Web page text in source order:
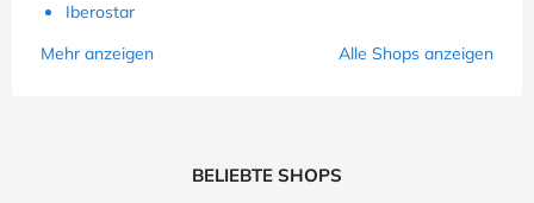
Iberostar
Mehr anzeigen
Alle Shops anzeigen
BELIEBTE SHOPS